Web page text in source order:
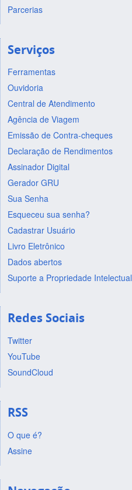
Parcerias
Serviços
Ferramentas
Ouvidoria
Central de Atendimento
Agência de Viagem
Emissão de Contra-cheques
Declaração de Rendimentos
Assinador Digital
Gerador GRU
Sua Senha
Esqueceu sua senha?
Cadastrar Usuário
Livro Eletrônico
Dados abertos
Suporte a Propriedade Intelectual
Redes Sociais
Twitter
YouTube
SoundCloud
RSS
O que é?
Assine